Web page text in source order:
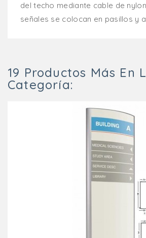
del techo mediante cable de
señales se colocan en pasillos y
19 Productos Más En
Categoría: